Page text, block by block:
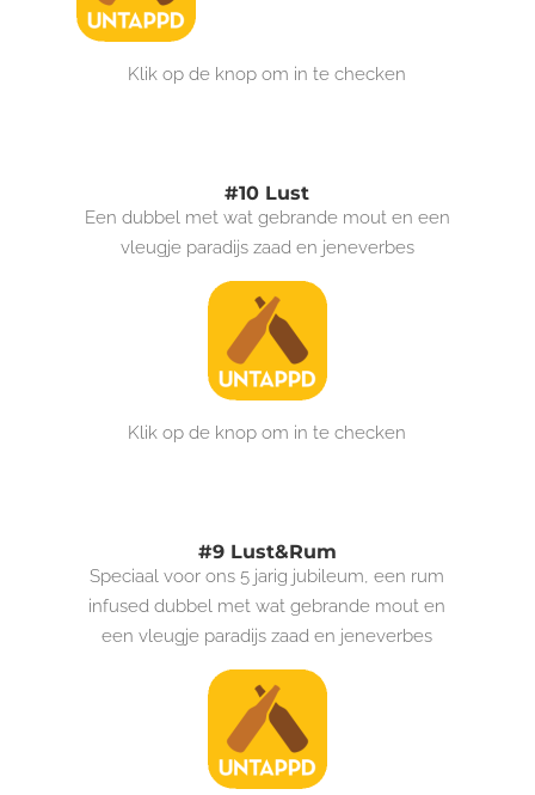
Klik op de knop om in te checken
#10 Lust
Een dubbel met wat gebrande mout en een
vleugje paradijs zaad en jeneverbes
Klik op de knop om in te checken
#9 Lust&Rum
Speciaal voor ons 5 jarig jubileum, een rum
infused dubbel met wat gebrande mout en
een vleugje paradijs zaad en jeneverbes